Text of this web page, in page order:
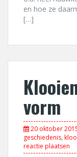
en hoe ze
[…]
vorm
20 oktober
geschiedenis,
reactie plaatsen